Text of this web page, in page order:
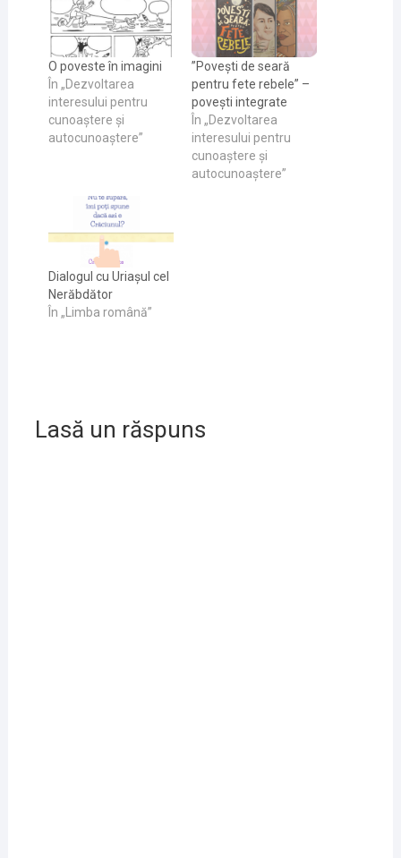
O poveste în imagini
În „Dezvoltarea
interesului pentru
cunoaştere și
autocunoaştere”
”Povești de seară
pentru fete rebele” –
povești integrate
În „Dezvoltarea
interesului pentru
cunoaştere și
autocunoaştere”
Dialogul cu Uriașul cel
Nerăbdător
În „Limba română”
Lasă un răspuns